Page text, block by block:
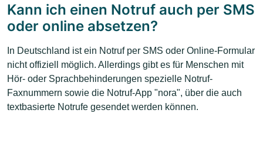
Kann ich einen Notruf auch per SMS
oder online absetzen?
In Deutschland ist ein Notruf per SMS oder Online-Formular
nicht offiziell möglich. Allerdings gibt es für Menschen mit
Hör- oder Sprachbehinderungen spezielle Notruf-
Faxnummern sowie die Notruf-App "nora", über die auch
textbasierte Notrufe gesendet werden können.